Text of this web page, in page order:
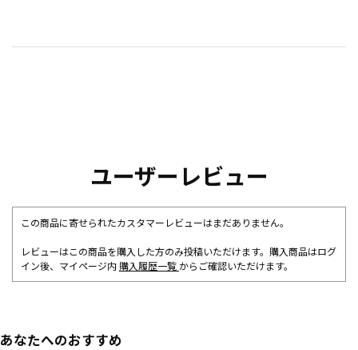
ユーザーレビュー
この商品に寄せられたカスタマーレビューはまだありません。
レビューはこの商品を購入した方のみ投稿いただけます。購入商品はログ
イン後、マイページ内 購入履歴一覧 からご確認いただけます。
あなたへのおすすめ